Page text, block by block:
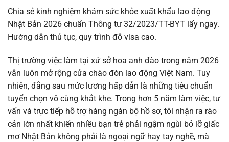
Chia sẻ kinh nghiệm khám sức khỏe xuất khẩu lao động
Nhật Bản 2026 chuẩn Thông tư 32/2023/TT-BYT lấy ngay.
Hướng dẫn thủ tục, quy trình đỗ visa cao.
Thị trường việc làm tại xứ sở hoa anh đào trong năm 2026
vẫn luôn mở rộng cửa chào đón lao động Việt Nam. Tuy
nhiên, đằng sau mức lương hấp dẫn là những tiêu chuẩn
tuyển chọn vô cùng khắt khe. Trong hơn 5 năm làm việc, tư
vấn và trực tiếp hỗ trợ hàng ngàn bộ hồ sơ, tôi nhận ra rào
cản lớn nhất khiến nhiều bạn trẻ phải ngậm ngùi bỏ lỡ giấc
mơ Nhật Bản không phải là ngoại ngữ hay tay nghề, mà